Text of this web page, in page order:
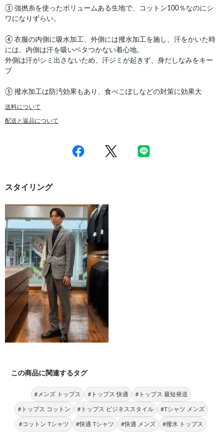
③ 強撚糸を使ったボリュームある生地で、コットン100％なのにシ
ワになりずらい。
④ 衣服の内側に吸水加工、外側には撥水加工を施し、汗をかいた時
には、内側は汗を吸いベタつかない着心地。
外側は汗がシミ出さないため、汗ジミが起きず、身だしなみをキー
プ
⑤ 撥水加工は防汚効果もあり、食べこぼしなどの対策に効果大
送料について
配送と返品について
スタイリング
この商品に関連するタグ
#メンズ トップス #トップス 快適 #トップス 最短発送
#トップス コットン #トップス ビジネススタイル #Tシャツ メンズ
#コットン Tシャツ #快適 Tシャツ #快適 メンズ #撥水 トップス